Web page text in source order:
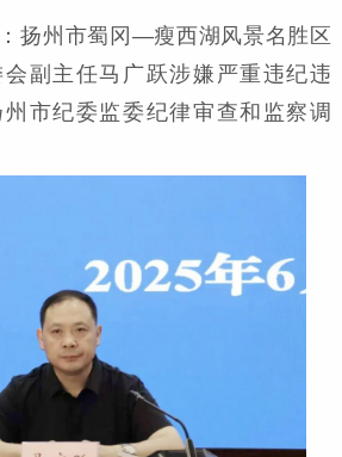
扬州市蜀冈—瘦西湖风景名胜区
副主任马广跃涉嫌严重违纪违
市纪委监委纪律审查和监察调